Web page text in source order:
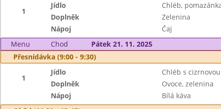
1
Jídlo
Chléb,
Doplněk
Zelenina
Nápoj
Čaj
Menu
Chod
Pátek 21. 11. 2025
Přesnídávka (9:00 - 9:30)
1
Jídlo
Chléb s
Doplněk
Ovoce, zelenina
Nápoj
Bílá káva